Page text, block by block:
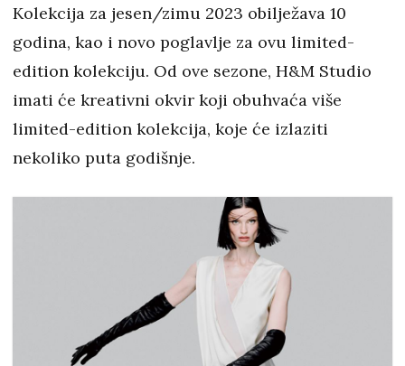
Kolekcija za jesen/zimu 2023 obilježava 10
godina, kao i novo poglavlje za ovu limited-
edition kolekciju. Od ove sezone, H&M Studio
imati će kreativni okvir koji obuhvaća više
limited-edition kolekcija, koje će izlaziti
nekoliko puta godišnje.